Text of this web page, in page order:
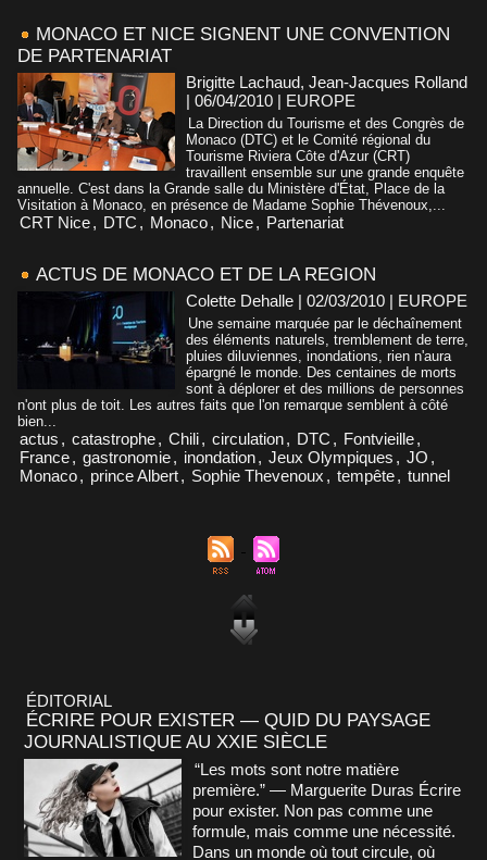
MONACO ET NICE SIGNENT UNE CONVENTION
DE PARTENARIAT
Brigitte Lachaud, Jean-Jacques Rolland
| 06/04/2010 | EUROPE
La Direction du Tourisme et des Congrès de
Monaco (DTC) et le Comité régional du
Tourisme Riviera Côte d'Azur (CRT)
travaillent ensemble sur une grande enquête
annuelle. C'est dans la Grande salle du Ministère d'État, Place de la
Visitation à Monaco, en présence de Madame Sophie Thévenoux,...
CRT Nice, DTC , Monaco, Nice, Partenariat
ACTUS DE MONACO ET DE LA REGION
Colette Dehalle | 02/03/2010 | EUROPE
Une semaine marquée par le déchaînement
des éléments naturels, tremblement de terre,
pluies diluviennes, inondations, rien n'aura
épargné le monde. Des centaines de morts
sont à déplorer et des millions de personnes
n'ont plus de toit. Les autres faits que l'on remarque semblent à côté
bien...
actus , catastrophe, Chili, circulation, DTC , Fontvieille,
France, gastronomie, inondation, Jeux Olympiques , JO ,
Monaco, prince Albert, Sophie Thevenoux , tempête, tunnel
ÉDITORIAL
ÉCRIRE POUR EXISTER — QUID DU PAYSAGE
JOURNALISTIQUE AU XXIE SIÈCLE
“Les mots sont notre matière
première.” — Marguerite Duras Écrire
pour exister. Non pas comme une
formule, mais comme une nécessité.
Dans un monde où tout circule, où